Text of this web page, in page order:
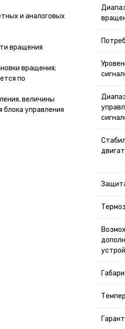
и аналоговых
вращения
вращения;
по
величины
блока управления